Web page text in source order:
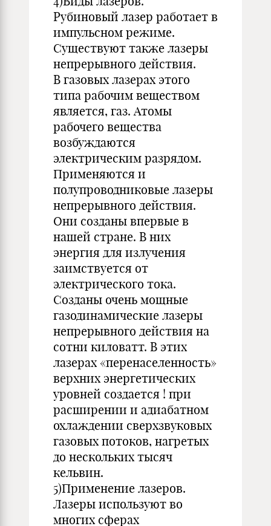
Рубиновый лазер работает в
импульсном режиме.
Существуют также лазеры
непрерывного действия.
В газовых лазерах этого
типа рабочим веществом
является, газ. Атомы
рабочего вещества
возбуждаются
электрическим разрядом.
Применяются и
полупроводниковые лазеры
непрерывного действия.
Они созданы впервые в
нашей стране. В них
энергия для излучения
заимствуется от
электрического тока.
Созданы очень мощные
газодинамические лазеры
непрерывного действия на
сотни киловатт. В этих
лазерах «перенаселенность»
верхних энергетических
уровней создается ! при
расширении и адиабатном
охлаждении сверхзвуковых
газовых потоков, нагретых
до нескольких тысяч
кельвин.
5)Применение лазеров.
Лазеры используют во
многих сферах